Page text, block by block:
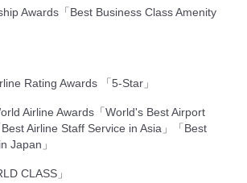
Awards「Best Business Class Amenity
Rating Awards 「5-Star」
Airline Awards「World's Best Airport
Airline Staff Service in Asia」「Best
Japan」
CLASS」